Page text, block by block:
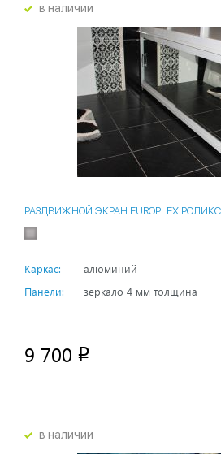
в наличии
РАЗДВИЖНОЙ ЭКРАН EUROPLEX
Каркас:
алюминий
Панели:
зеркало 4 мм толщина
9 700 p
в наличии